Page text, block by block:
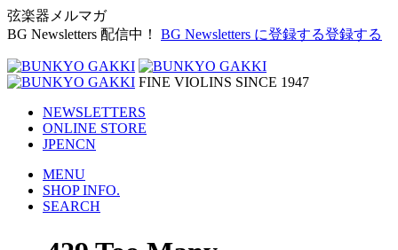
弦楽器メルマガ
BG Newsletters 配信中！
BG Newsletters に登録する登録する
FINE VIOLINS SINCE 1947
NEWSLETTERS
ONLINE STORE
JPENCN
MENU
SHOP INFO.
SEARCH